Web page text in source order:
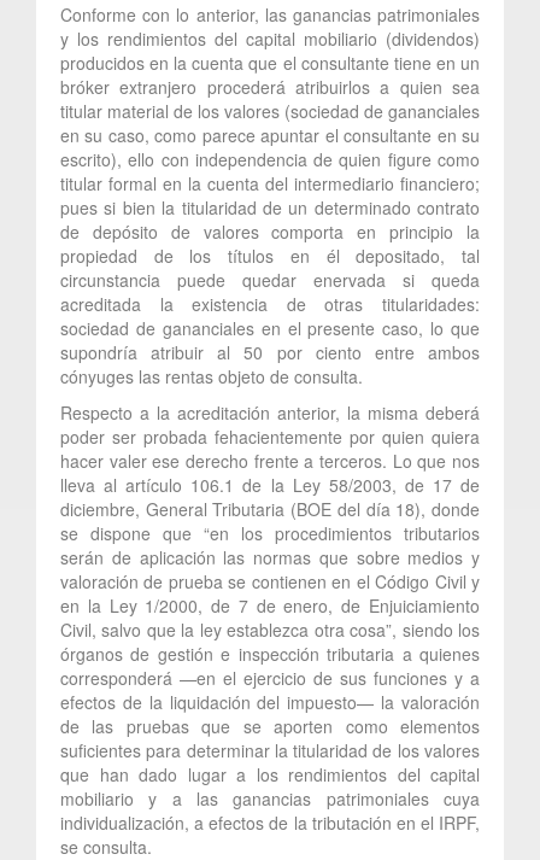
Conforme con lo anterior, las ganancias patrimoniales
y los rendimientos del capital mobiliario (dividendos)
producidos en la cuenta que el consultante tiene en un
bróker extranjero procederá atribuirlos a quien sea
titular material de los valores (sociedad de gananciales
en su caso, como parece apuntar el consultante en su
escrito), ello con independencia de quien figure como
titular formal en la cuenta del intermediario financiero;
pues si bien la titularidad de un determinado contrato
de depósito de valores comporta en principio la
propiedad de los títulos en él depositado, tal
circunstancia puede quedar enervada si queda
acreditada la existencia de otras titularidades:
sociedad de gananciales en el presente caso, lo que
supondría atribuir al 50 por ciento entre ambos
cónyuges las rentas objeto de consulta.
Respecto a la acreditación anterior, la misma deberá
poder ser probada fehacientemente por quien quiera
hacer valer ese derecho frente a terceros. Lo que nos
lleva al artículo 106.1 de la Ley 58/2003, de 17 de
diciembre, General Tributaria (BOE del día 18), donde
se dispone que “en los procedimientos tributarios
serán de aplicación las normas que sobre medios y
valoración de prueba se contienen en el Código Civil y
en la Ley 1/2000, de 7 de enero, de Enjuiciamiento
Civil, salvo que la ley establezca otra cosa”, siendo los
órganos de gestión e inspección tributaria a quienes
corresponderá —en el ejercicio de sus funciones y a
efectos de la liquidación del impuesto— la valoración
de las pruebas que se aporten como elementos
suficientes para determinar la titularidad de los valores
que han dado lugar a los rendimientos del capital
mobiliario y a las ganancias patrimoniales cuya
individualización, a efectos de la tributación en el IRPF,
se consulta.